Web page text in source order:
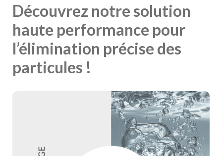
Découvrez notre solution
haute performance pour
l’élimination précise des
particules !